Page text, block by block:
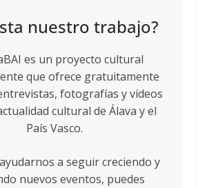
nuestro trabajo?
es un proyecto cultural
que ofrece gratuitamente
fotografías y vídeos
cultural de Álava y el
País Vasco.
a seguir creciendo y
nuevos eventos, puedes